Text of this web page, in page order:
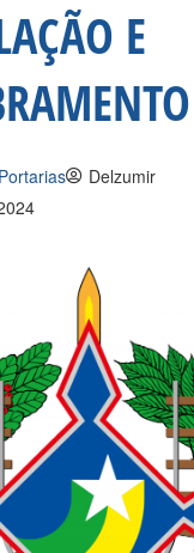
E
Portarias
Delzumir